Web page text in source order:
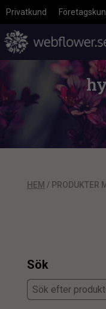
Privatkund
HEM / PRODUKTER
Sök